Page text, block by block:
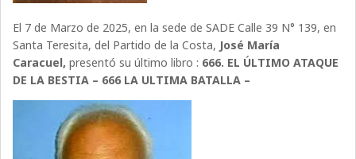
El 7 de Marzo de 2025, en la sede de SADE Calle 39 N° 139, en
Santa Teresita, del Partido de la Costa, José María
Caracuel,presentó su último libro : 666. EL ÚLTIMO ATAQUE
DE LA BESTIA – 666 LA ULTIMA BATALLA –